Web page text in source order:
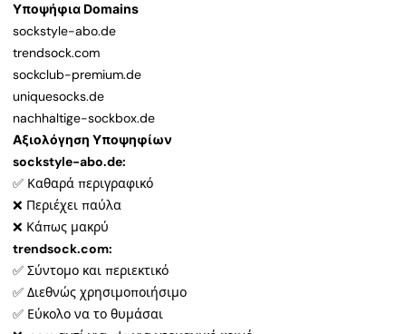
Υποψήφια Domains
sockstyle-abo.de
trendsock.com
sockclub-premium.de
uniquesocks.de
nachhaltige-sockbox.de
Αξιολόγηση Υποψηφίων
sockstyle-abo.de:
✅ Καθαρά περιγραφικό
❌ Περιέχει παύλα
❌ Κάπως μακρύ
trendsock.com:
✅ Σύντομο και περιεκτικό
✅ Διεθνώς χρησιμοποιήσιμο
✅ Εύκολο να το θυμάσαι